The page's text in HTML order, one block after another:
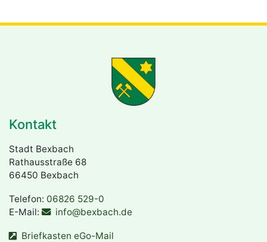
Kontakt
Stadt Bexbach
Rathausstraße 68
66450 Bexbach
Telefon: 06826 529-0
E-Mail:
info@bexbach.de
Briefkasten eGo-Mail